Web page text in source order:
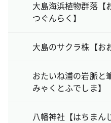
大島海浜植物群落【
つぐんらく】
大島のサクラ株【お
おたいね浦の岩脈と
みゃくとふでしま】
八幡神社【はちまん